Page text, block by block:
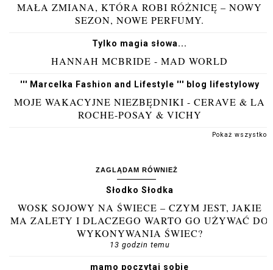
MAŁA ZMIANA, KTÓRA ROBI RÓŻNICĘ – NOWY
SEZON, NOWE PERFUMY.
Tylko magia słowa...
HANNAH MCBRIDE - MAD WORLD
''' Marcelka Fashion and Lifestyle ''' blog lifestylowy
MOJE WAKACYJNE NIEZBĘDNIKI - CERAVE & LA
ROCHE-POSAY & VICHY
Pokaż wszystko
ZAGLĄDAM RÓWNIEŻ
Słodko Słodka
WOSK SOJOWY NA ŚWIECE – CZYM JEST, JAKIE
MA ZALETY I DLACZEGO WARTO GO UŻYWAĆ DO
WYKONYWANIA ŚWIEC?
13 godzin temu
mamo poczytaj sobie